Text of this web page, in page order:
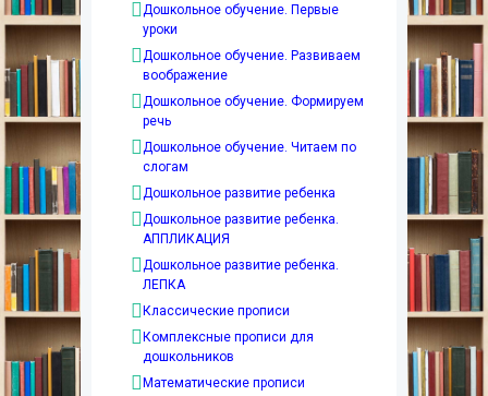
Дошкольное обучение. Первые
уроки
Дошкольное обучение. Развиваем
воображение
Дошкольное обучение. Формируем
речь
Дошкольное обучение. Читаем по
слогам
Дошкольное развитие ребенка
Дошкольное развитие ребенка.
АППЛИКАЦИЯ
Дошкольное развитие ребенка.
ЛЕПКА
Классические прописи
Комплексные прописи для
дошкольников
Математические прописи